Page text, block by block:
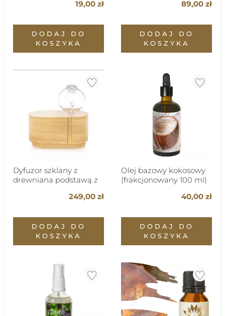
19,00 zł
DODAJ DO
KOSZYKA
89,00 zł
DODAJ DO
KOSZYKA
Dyfuzor szklany z
drewniana podstawą z
249,00 zł
DODAJ DO
KOSZYKA
Olej bazowy kokosowy
(frakcjonowany 100 ml)
40,00 zł
DODAJ DO
KOSZYKA